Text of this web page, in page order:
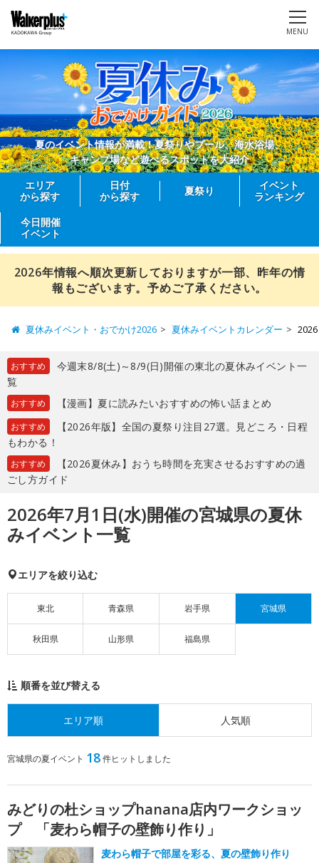
MENU
夏のイベント情報が満載！夏祭りやプール、海水浴場、
キャンプ場など遊べるスポットを大紹介
エリア
から探す
日付
から探す
夏祭り
イベント
ランキング
今日開催
イベント
2026年情報へ順次更新しておりますが一部、昨年の情
報もございます。予めご了承ください。
夏休みイベント・おでかけ2026 夏休みイベントカレンダー
おすすめ
今週末8/8(土)～8/9(日)開催の東北の夏休みイベント一
覧
おすすめ 【漫画】夏に読みたいおすすめの怖い話まとめ
おすすめ
【2026年版】全国の夏祭り注目27選。見どころ・日程
もわかる！
おすすめ
【2026夏休み】おうち時間を充実させるおすすめの過
ごし方ガイド
2026年7月1日(水)開催の宮城県の夏休
みイベント一覧
エリアを絞り込む
東北 青森県 岩手県 宮城県
秋田県 山形県 福島県
順番を並び替える
エリア順 人気順
宮城県の夏イベント 18件ヒットしました
みどりの杜ショップhanana店内ワークショッ
プ 「麦わら帽子の壁飾り作り」
麦わら帽子で部屋を彩る、夏の壁飾り作り